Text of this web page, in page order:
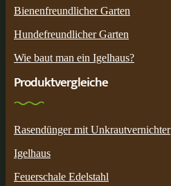
Bienenfreundlicher Garten
Hundefreundlicher Garten
Wie baut man ein Igelhaus?
Produktvergleiche
Rasendünger mit Unkrautvernichter
Igelhaus
Feuerschale Edelstahl